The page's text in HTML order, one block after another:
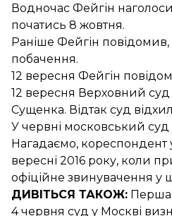
Водночас Фейгін
початись 8 жовтня.
Раніше Фейгін
побачення.
12 вересня Фейгін
12 вересня Верховний суд
Сущенка. Відтак суд
У червні московський суд
Нагадаємо, кореспондент
вересні 2016 року, коли
офіційне звинувачення у
ДИВІТЬСЯ ТАКОЖ: Перша
4 червня суд у Москві